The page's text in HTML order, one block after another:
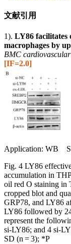
文献引用
1). LY86
macrophages by
BMC
[IF=2.0]
Application: WB
Fig. 4 LY86
accumulation in
oil red O staining in
cropped blot and
GRP78, and LY86
LY86 followed by
represent the
si-LY86; and 4 si-
SD (n = 3); *P